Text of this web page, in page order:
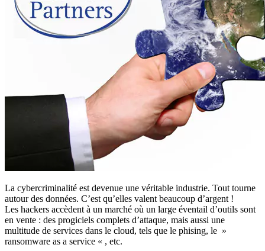
La cybercriminalité est devenue une véritable industrie. Tout tourne
autour des données. C’est qu’elles valent beaucoup d’argent !
Les hackers accèdent à un marché où un large éventail d’outils sont
en vente : des progiciels complets d’attaque, mais aussi une
multitude de services dans le cloud, tels que le phising, le »
ransomware as a service « , etc.